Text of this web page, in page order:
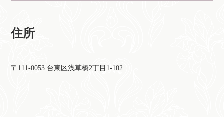
住所
〒111-0053 台東区浅草橋2丁目1-102